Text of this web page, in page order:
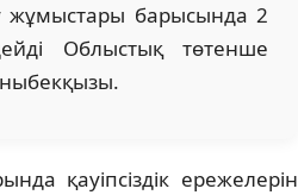
жұмыстары барысында 2
Облыстық төтенше
қауіпсіздік ережелерін